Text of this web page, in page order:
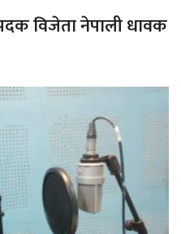
विजेता नेपाली धावक